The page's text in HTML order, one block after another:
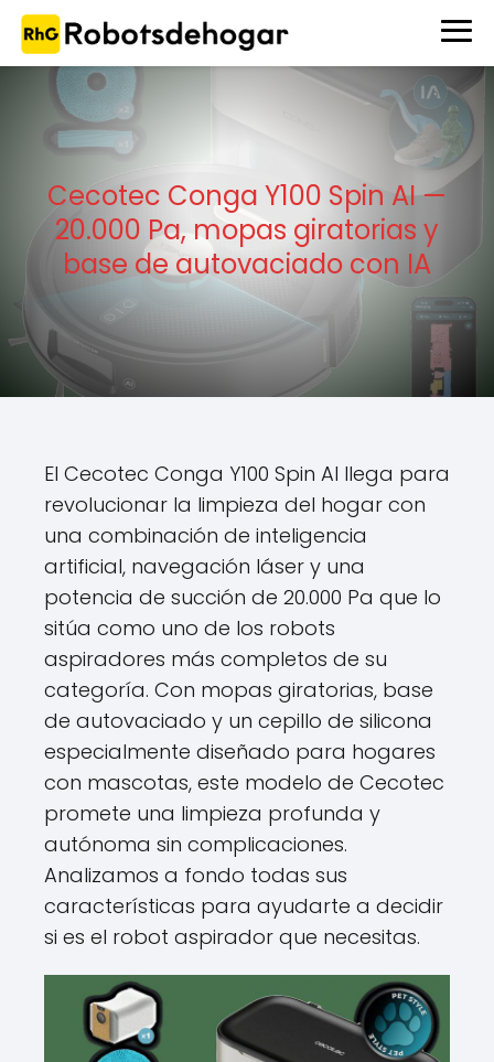
Cecotec Conga Y100 Spin AI —
20.000 Pa, mopas giratorias y
base de autovaciado con IA
El Cecotec Conga Y100 Spin AI llega para
revolucionar la limpieza del hogar con
una combinación de inteligencia
artificial, navegación láser y una
potencia de succión de 20.000 Pa que lo
sitúa como uno de los robots
aspiradores más completos de su
categoría. Con mopas giratorias, base
de autovaciado y un cepillo de silicona
especialmente diseñado para hogares
con mascotas, este modelo de Cecotec
promete una limpieza profunda y
autónoma sin complicaciones.
Analizamos a fondo todas sus
características para ayudarte a decidir
si es el robot aspirador que necesitas.